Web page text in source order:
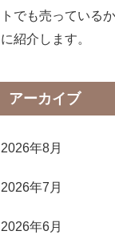
トでも売っている
に紹介します。
アーカイブ
2026年8月
2026年7月
2026年6月